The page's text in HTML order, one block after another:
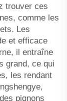
trouver ces
comme les
Les
et efficace
il entraîne
grand, ce qui
les rendant
pignons